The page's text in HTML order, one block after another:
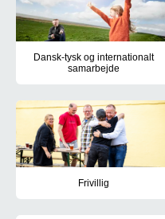
Dansk-tysk og internationalt
samarbejde
Frivillig